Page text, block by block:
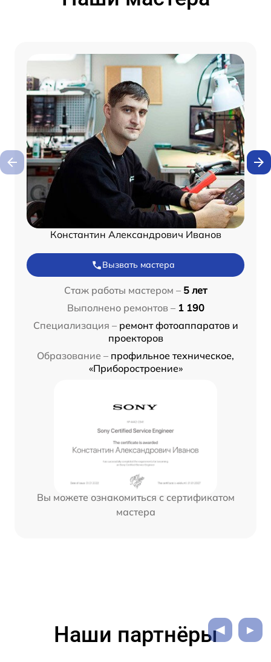
Константин Александрович Иванов
Вызвать мастера
Стаж работы мастером – 5 лет
Выполнено ремонтов – 1 190
Специализация – ремонт фотоаппаратов и
проекторов
Образование – профильное техническое,
«Приборостроение»
Вы можете ознакомиться с сертификатом
мастера
Наши партнёры